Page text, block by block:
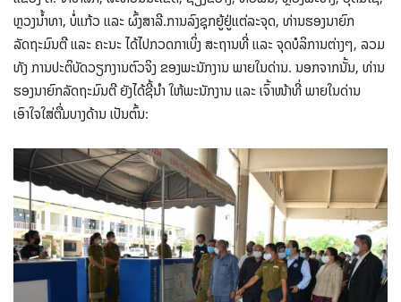
ຫຼວງນໍ້າທາ, ບໍ່ແກ້ວ ແລະ ຜົ້ງສາລີ.ການລົງຊຸກຍູ້ຢູ່ແຕ່ລະຈຸດ, ທ່ານຮອງນາຍົກ
ລັດຖະມົນຕີ ແລະ ຄະນະ ໄດ້ໄປກວດກາເບິ່ງ ສະຖານທີ່ ແລະ ຈຸດບໍລິການຕ່າງໆ, ລວມ
ທັງ ການປະຕິບັດວຽກງານຕົວຈິງ ຂອງພະນັກງານ ພາຍໃນດ່ານ. ນອກຈາກນັ້ນ, ທ່ານ
ຮອງນາຍົກລັດຖະມົນຕີ ຍັງໄດ້ຊີ້ນຳ ໃຫ້ພະນັກງານ ແລະ ເຈົ້າໜ້າທີ່ ພາຍໃນດ່ານ
ເອົາໃຈໃສ່ຕື່ມບາງດ້ານ ເປັນຕົ້ນ: